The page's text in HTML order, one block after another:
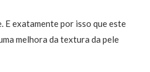
E exatamente por isso que este
melhora da textura da pele